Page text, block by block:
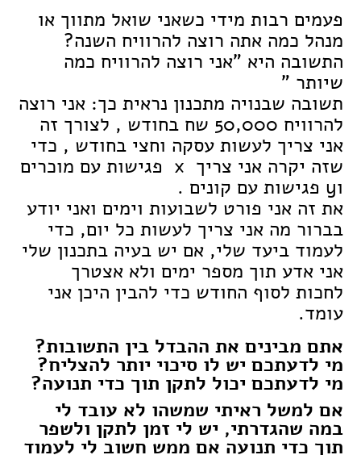
פעמים רבות מידי כשאני שואל מתווך או
מנהל כמה אתה רוצה להרוויח השנה?
התשובה היא "אני רוצה להרוויח כמה
שיותר "
תשובה שבנויה מתכנון נראית כך: אני רוצה
להרוויח 50,000 שח בחודש , לצורך זה
אני צריך לעשות עסקה וחצי בחודש , כדי
שזה יקרה אני צריך x פגישות עם מוכרים
וy פגישות עם קונים .
את זה אני פורט לשבועות וימים ואני יודע
בברור מה אני צריך לעשות כל יום, כדי
לעמוד ביעד שלי, אם יש בעיה בתכנון שלי
אני אדע תוך מספר ימים ולא אצטרך
לחכות לסוף החודש כדי להבין היכן אני
עומד.
אתם מבינים את ההבדל בין התשובות?
מי לדעתכם יש לו סיכוי יותר להצליח?
מי לדעתכם יכול לתקן תוך כדי תנועה?
אם למשל ראיתי שמשהו לא עובד לי
במה שהגדרתי, יש לי זמן לתקן ולשפר
תוך כדי תנועה אם ממש חשוב לי לעמוד